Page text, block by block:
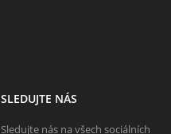
SLEDUJTE NÁS
Sledujte nás na všech sociálních